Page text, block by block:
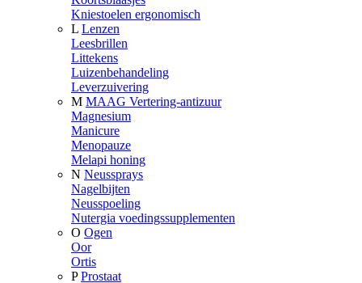
Kniestoelen ergonomisch
L Lenzen
Leesbrillen
Littekens
Luizenbehandeling
Leverzuivering
M MAAG Vertering-antizuur
Magnesium
Manicure
Menopauze
Melapi honing
N Neussprays
Nagelbijten
Neusspoeling
Nutergia voedingssupplementen
O Ogen
Oor
Ortis
P Prostaat